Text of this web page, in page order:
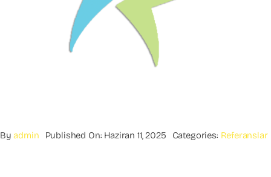
Byadmin Published On: Haziran 11, 2025 Categories: Referanslar